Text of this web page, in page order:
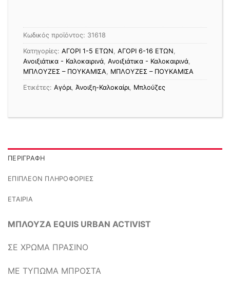
Κωδικός προϊόντος: 31618
Κατηγορίες: ΑΓΟΡΙ 1-5 ΕΤΩΝ ΑΓΟΡΙ 6-16 ΕΤΩΝ
Ανοιξιάτικα - Καλοκαιρινά Ανοιξιάτικα - Καλοκαιρινά
ΜΠΛΟΥΖΕΣ – ΠΟΥΚΑΜΙΣΑ
ΜΠΛΟΥΖΕΣ – ΠΟΥΚΑΜΙΣΑ
Ετικέτες: Αγόρι Άνοιξη-Καλοκαίρι Μπλούζες
ΠΕΡΙΓΡΑΦΉ
ΕΠΙΠΛΈΟΝ ΠΛΗΡΟΦΟΡΊΕΣ
ΕΤΑΙΡΊΑ
ΜΠΛΟΥΖΑ EQUIS URBAN ACTIVIST
ΣΕ ΧΡΩΜΑ ΠΡΑΣΙΝΟ
ΜΕ ΤΥΠΩΜΑ ΜΠΡΟΣΤΑ